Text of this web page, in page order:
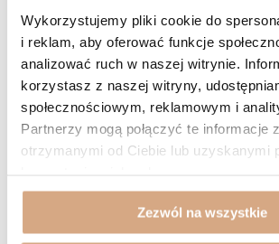
Wykorzystujemy pliki cookie do
i reklam, aby oferować funkcje
analizować ruch w naszej witrynie.
korzystasz z naszej witryny,
społecznościowym, reklamowym i
Partnerzy mogą połączyć te informacje
otrzymanymi od Ciebie lub uzyskanymi
Zezwól na wszystkie
Oto trzy torebki biznesowe damskie
–
doskonale sprawdzą się w strojach business
skórzana mesendżerka w kolorze
MARCO MAZZINI
MARCO MAZZINI
elementamiMARCO MAZZINI.